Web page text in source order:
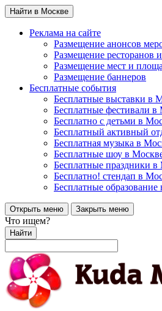
Найти в Москве
Реклама на сайте
Размещение анонсов
Размещение ресторанов
Размещение мест и
Размещение баннеров
Бесплатные события
Бесплатные выставки в
Бесплатные фестивали в
Бесплатно с детьми в
Бесплатный активный
Бесплатная музыка в
Бесплатные шоу в
Бесплатные праздники в
Бесплатно! стендап в
Бесплатные
Открыть меню Закрыть меню
Что ищем?
Найти